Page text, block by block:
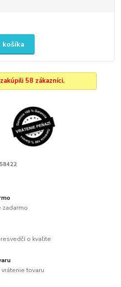
košíka
58 zákazníci.
zadarmo
o kvalite
tovaru